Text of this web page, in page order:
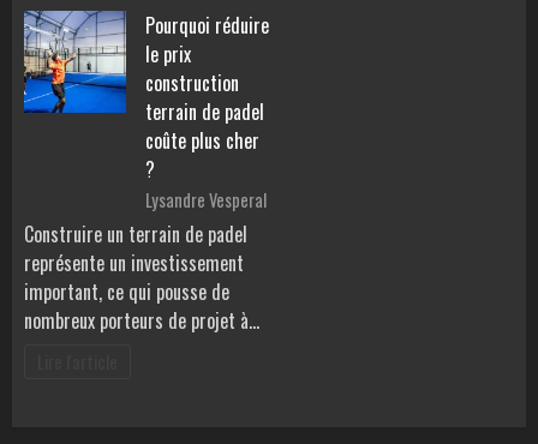
Pourquoi réduire
le prix
construction
terrain de padel
coûte plus cher
?
Lysandre Vesperal
Construire un terrain de padel
représente un investissement
important, ce qui pousse de
nombreux porteurs de projet à…